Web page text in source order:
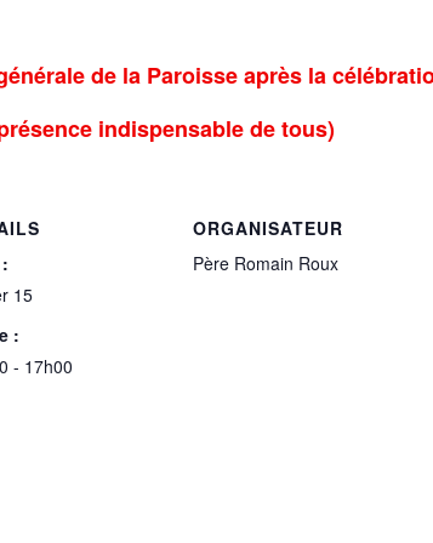
de la Paroisse après la
indispensable de tous)
15
:
- 17h00
ORGANISATEUR
Père Romain Roux